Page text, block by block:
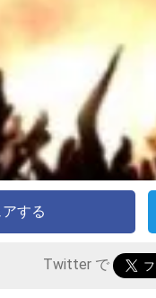
する
Twitter で